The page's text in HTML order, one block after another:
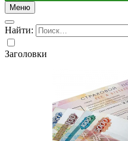
Меню
Найти:
Заголовки